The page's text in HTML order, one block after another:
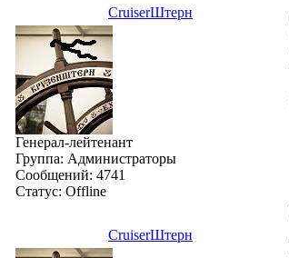
СruiserШтерн
Генерал-лейтенант
Группа: Администраторы
Сообщений: 4741
Статус: Offline
СruiserШтерн